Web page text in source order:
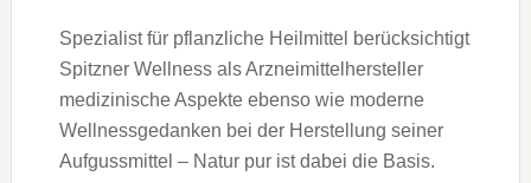
Spezialist für pflanzliche Heilmittel berücksichtigt
Spitzner Wellness als Arzneimittelhersteller
medizinische Aspekte ebenso wie moderne
Wellnessgedanken bei der Herstellung seiner
Aufgussmittel – Natur pur ist dabei die Basis.